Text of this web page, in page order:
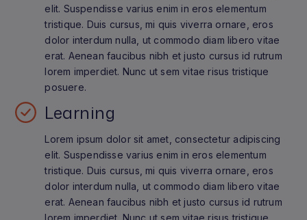
elit. Suspendisse varius enim in eros elementum
tristique. Duis cursus, mi quis viverra ornare, eros
dolor interdum nulla, ut commodo diam libero vitae
erat. Aenean faucibus nibh et justo cursus id rutrum
lorem imperdiet. Nunc ut sem vitae risus tristique
posuere.
Learning
Lorem ipsum dolor sit amet, consectetur adipiscing
elit. Suspendisse varius enim in eros elementum
tristique. Duis cursus, mi quis viverra ornare, eros
dolor interdum nulla, ut commodo diam libero vitae
erat. Aenean faucibus nibh et justo cursus id rutrum